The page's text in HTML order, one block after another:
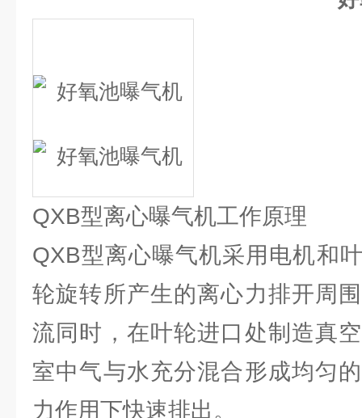
QXB型离心曝气机工作原理
QXB型离心曝气机采用电机和
轮旋转所产生的离心力排开周
流同时，在叶轮进口处制造真
室中气与水充分混合形成均匀
力作用下快速排出。